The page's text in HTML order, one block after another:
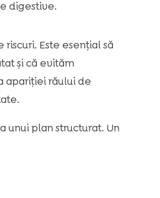
digestive.
Este esențial să
și că evităm
apariției răului de
unui plan structurat. Un